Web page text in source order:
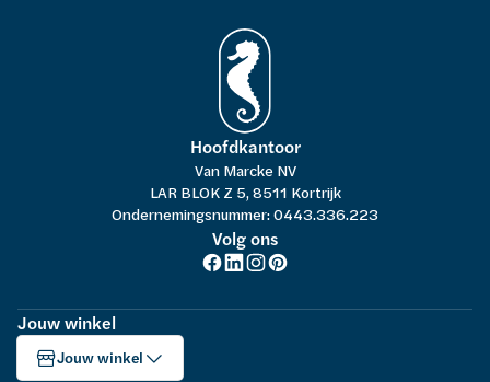
Hoofdkantoor
Van Marcke NV
LAR BLOK Z 5, 8511 Kortrijk
Ondernemingsnummer: 0443.336.223
Volg ons
Jouw winkel
Jouw winkel